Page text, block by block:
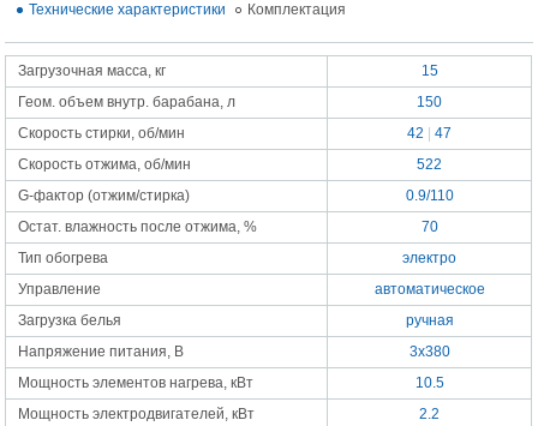
Технические характеристики Комплектация
Загрузочная масса, кг
15
Геом. объем внутр. барабана, л
150
Скорость стирки, об/мин
42 |47
Скорость отжима, об/мин
522
G-фактор (отжим/стирка)
0.9/110
Остат. влажность после отжима, %
70
Тип обогрева
электро
Управление
автоматическое
Загрузка белья
ручная
Напряжение питания, В
3x380
Мощность элементов нагрева, кВт
10.5
Мощность электродвигателей, кВт
2.2